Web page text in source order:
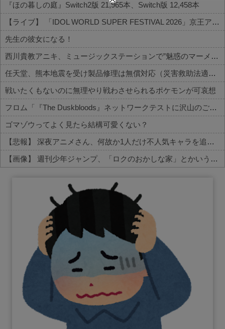
『ほの暮しの庭』Switch2版 21,965本、Switch版 12,458本
【ライブ】 「IDOL WORLD SUPER FESTIVAL 2026」京王アリーナTOKYO開催決定
先生の彼女になる！
西川貴教アニキ、ミュージックステーションで”魅惑のマーメイド達と限界突破”してしまうｗｗｗｗ
任天堂、熊本地震を受け製品修理は無償対応（災害救助法適用地域）
戦いたくもないのに無理やり戦わさせられるポケモンが可哀想
フロム「『The Duskbloods』ネットワークテストに沢山のご応募をいただき誠にありがとうございました｡」
ゴマゾウってよく見たら結構可愛くない？
【悲報】 深夜アニメさん、何故か1人だけ不人気キャラを追加してしまうｗｗｗ
【画像】 週刊少年ジャンプ、「ロクのおかしな家」とかいう微妙な漫画を巻頭カラーにしたせいで100万部切る